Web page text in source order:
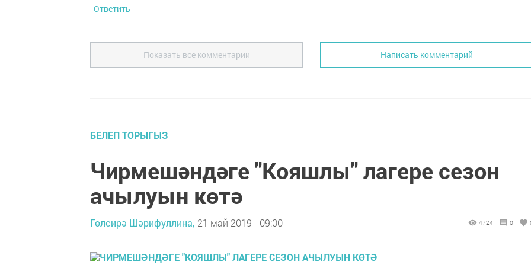
Ответить
Показать все комментарии Написать комментарий
БЕЛЕП ТОРЫГЫЗ
Чирмешәндәге "Кояшлы" лагере сезон
ачылуын көтә
Гөлсирә Шәрифуллина, 21 май 2019 - 09:00 4724 0